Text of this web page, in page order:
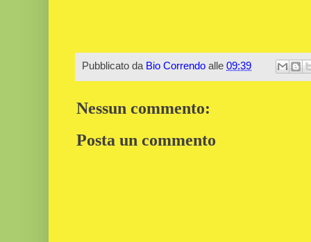
Pubblicato da Bio Correndo alle 09:39
Nessun commento:
Posta un commento